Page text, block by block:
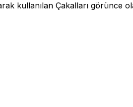
kullanılan Çakalları görünce